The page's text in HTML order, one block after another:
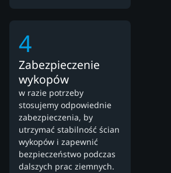
4
Zabezpieczenie
wykopów
w razie potrzeby
stosujemy odpowiednie
zabezpieczenia, by
utrzymać stabilność ścian
wykopów i zapewnić
bezpieczeństwo podczas
dalszych prac ziemnych.